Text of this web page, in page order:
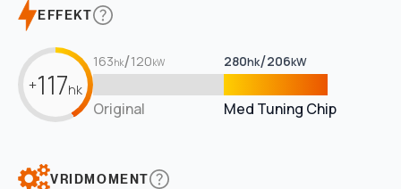
EFFEKT
+117hk
163hk/120kW 280hk/206kW
Original Med Tuning Chip
VRIDMOMENT